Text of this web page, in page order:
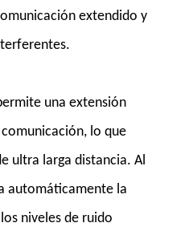
extendido y
una extensión
lo que
ultra larga distancia. Al
automáticamente la
niveles de ruido